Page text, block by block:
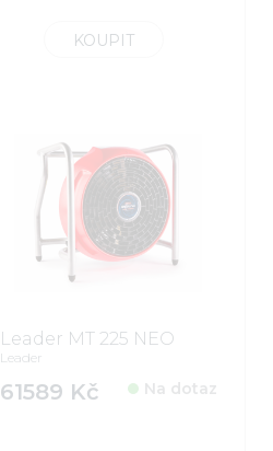
KOUPIT
Leader MT 225 NEO
Leader
61589 Kč Na dotaz